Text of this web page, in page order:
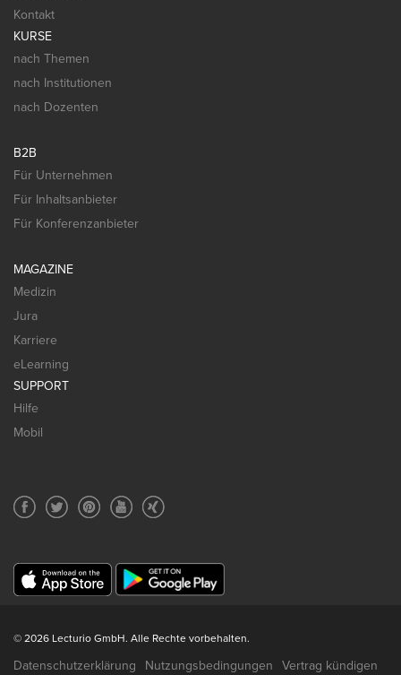
Kontakt
KURSE
nach Themen
nach Institutionen
nach Dozenten
B2B
Für Unternehmen
Für Inhaltsanbieter
Für Konferenzanbieter
MAGAZINE
Medizin
Jura
Karriere
eLearning
SUPPORT
Hilfe
Mobil
© 2026 Lecturio GmbH. Alle Rechte vorbehalten.
Datenschutzerklärung Nutzungsbedingungen Vertrag kündigen